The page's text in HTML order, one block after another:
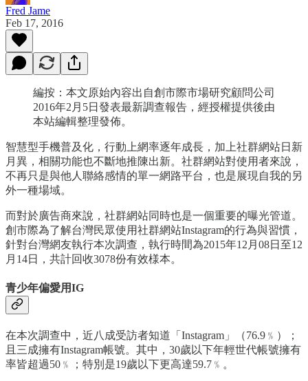
Fred Jame
Feb 17, 2016
編按：本文原始內容出自創市際市場研究顧問公司
2016年2月5日發表最新調查報告，經授權提供後由
本站編輯整理發佈。
智慧型手機普及化，行動上網率逐年成長，加上社群網站日新
月異，相關功能也不斷地推陳出新。社群網站對使用者來說，
不再只是與他人聯絡感情的單一網路平台，也是展現自我的另
外一種場域。
而對於廣告商來說，社群網站同時也是一個重要的曝光管道。
創市際為了解台灣民眾使用社群網站Instagram的行為與習慣，
針對台灣網友執行本次調查，執行時間為2015年12月08日至12
月14日，共計回收3078份有效様本。
青少年偏愛用IG
在本次調查中，近八成受訪者知道「Instagram」（76.9﹪）；
且三成擁有Instagram帳號。其中，30歲以下年輕世代帳號擁有
率皆超過50﹪；特別是19歲以下更高達59.7﹪。